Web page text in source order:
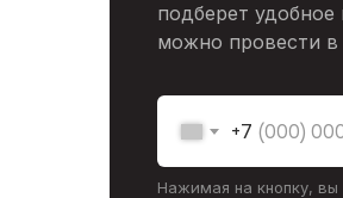
подберет удобное
можно провести в
+7
Нажимая на кнопку, вы